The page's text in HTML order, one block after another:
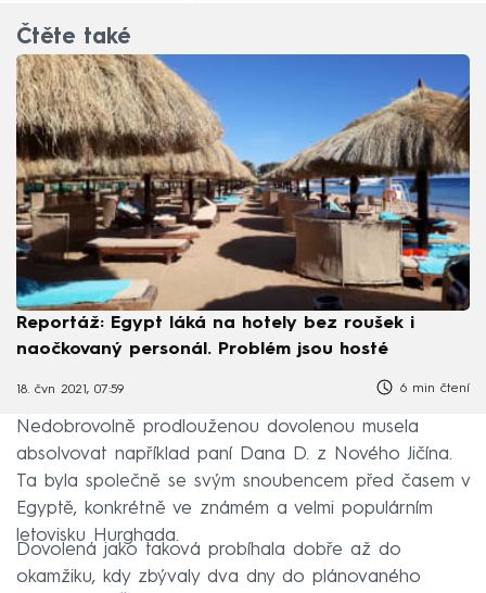
Čtěte také
Reportáž: Egypt láká na hotely bez roušek i
naočkovaný personál. Problém jsou hosté
18. čvn 2021, 07:59 6 min čtení
Nedobrovolně prodlouženou dovolenou musela
absolvovat například paní Dana D. z Nového Jičína.
Ta byla společně se svým snoubencem před časem v
Egyptě, konkrétně ve známém a velmi populárním
letovisku Hurghada.
Dovolená jako taková probíhala dobře až do
okamžiku, kdy zbývaly dva dny do plánovaného